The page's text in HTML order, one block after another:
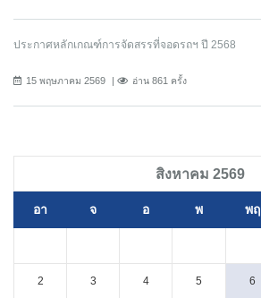
ประกาศหลักเกณฑ์การจัดสรรที่จอดรถฯ ปี 2568
15 พฤษภาคม 2569 อ่าน 861 ครั้ง
สิงหาคม 2569
อา จ อ พ พฤ
2 3 4 5 6